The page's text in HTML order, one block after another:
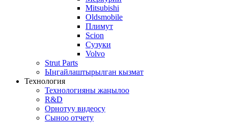
Mitsubishi
Oldsmobile
Плимут
Scion
Сузуки
Volvo
Strut Parts
Ыңгайлаштырылган кызмат
Технология
Технологияны жаңылоо
R&D
Орнотуу видеосу
Сыноо отчету